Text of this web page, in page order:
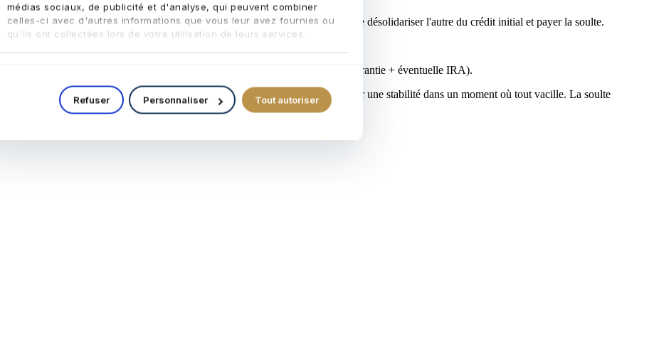
médias sociaux, de publicité et d'analyse, qui peuvent combiner
celles-ci avec d'autres informations que vous leur avez fournies ou
qu'ils ont collectées lors de votre utilisation de leurs services.
Refuser Personnaliser Tout autoriser
éventuellement couplé à un rachat de crédit, pour permettre à celui qui reste de désolidariser l'autre du crédit initial et payer la soulte.
%), droits de partage (~1,1 %), frais bancaires du nouveau prêt (dossier + garantie + éventuelle IRA).
question d'argent. C'est garder un toit, garder un cadre pour les enfants, garder une stabilité dans un moment où tout vacille. La soulte
le découvrent trop tard, après avoir signé chez le notaire. »